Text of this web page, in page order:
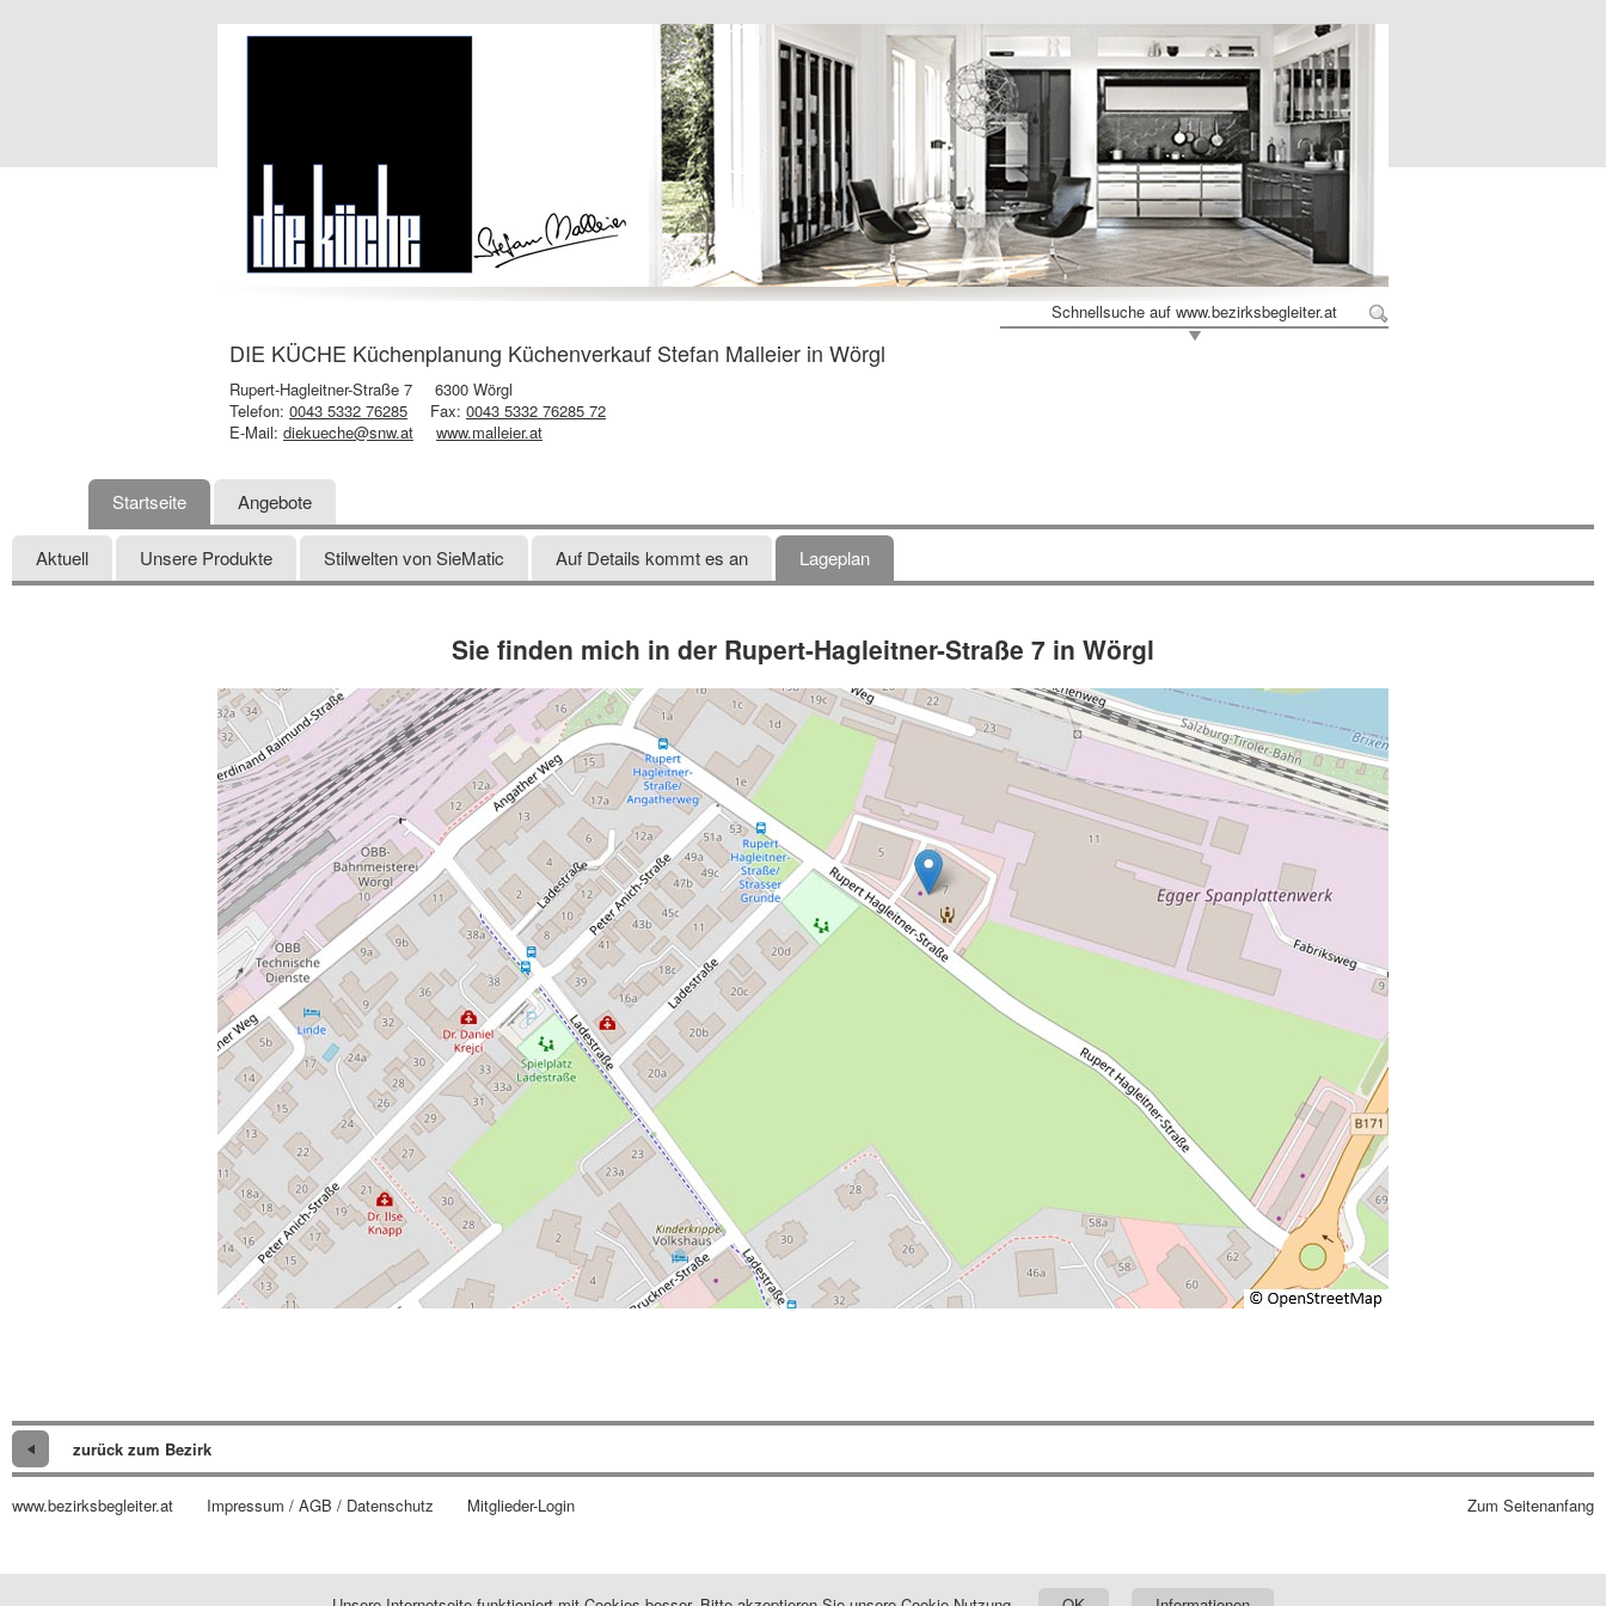
Schnellsuche auf www.bezirksbegleiter.at
DIE KÜCHE Küchenplanung Küchenverkauf Stefan Malleier in Wörgl
Rupert-Hagleitner-Straße 7
6300 Wörgl
Telefon: 0043 5332 76285 Fax: 0043 5332 76285 72
E-Mail: diekueche@snw.at www.malleier.at
Startseite Angebote
Aktuell Unsere Produkte Stilwelten von SieMatic Auf Details kommt es an Lageplan
Sie finden mich in der Rupert-Hagleitner-Straße 7 in Wörgl
zurück zum Bezirk
www.bezirksbegleiter.at Impressum / AGB / Datenschutz Mitglieder-Login Zum Seitenanfang